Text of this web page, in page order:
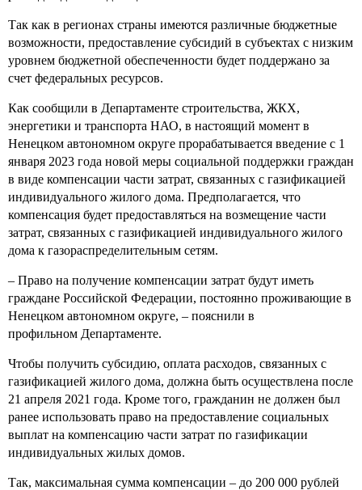
Так как в регионах страны имеются различные бюджетные
возможности, предоставление субсидий в субъектах с низким
уровнем бюджетной обеспеченности будет поддержано за
счет федеральных ресурсов.
Как сообщили в Департаменте строительства, ЖКХ,
энергетики и транспорта НАО, в настоящий момент в
Ненецком автономном округе прорабатывается введение с 1
января 2023 года новой меры социальной поддержки граждан
в виде компенсации части затрат, связанных с газификацией
индивидуального жилого дома. Предполагается, что
компенсация будет предоставляться на возмещение части
затрат, связанных с газификацией индивидуального жилого
дома к газораспределительным сетям.
– Право на получение компенсации затрат будут иметь
граждане Российской Федерации, постоянно проживающие в
Ненецком автономном округе, – пояснили в
профильном Департаменте.
Чтобы получить субсидию, оплата расходов, связанных с
газификацией жилого дома, должна быть осуществлена после
21 апреля 2021 года. Кроме того, гражданин не должен был
ранее использовать право на предоставление социальных
выплат на компенсацию части затрат по газификации
индивидуальных жилых домов.
Так, максимальная сумма компенсации – до 200 000 рублей